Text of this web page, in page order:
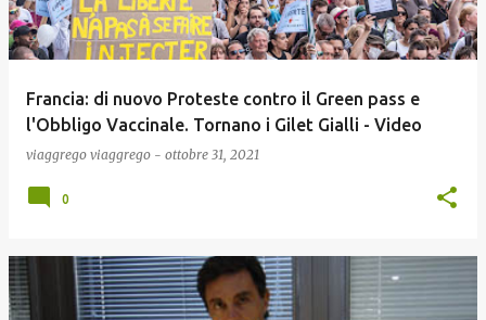
Francia: di nuovo Proteste contro il Green pass e
l'Obbligo Vaccinale. Tornano i Gilet Gialli - Video
viaggrego viaggrego - ottobre 31, 2021
0